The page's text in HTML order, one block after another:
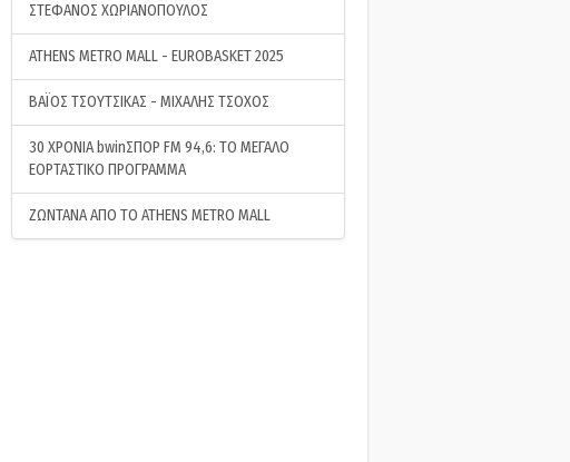
ΣΤΕΦΑΝΟΣ ΧΩΡΙΑΝΟΠΟΥΛΟΣ
ATHENS METRO MALL - EUROBASKET 2025
ΒΑΪΟΣ ΤΣΟΥΤΣΙΚΑΣ - ΜΙΧΑΛΗΣ ΤΣΟΧΟΣ
30 ΧΡΟΝΙΑ bwinΣΠΟΡ FM 94,6: ΤΟ ΜΕΓΑΛΟ
ΕΟΡΤΑΣΤΙΚΟ ΠΡΟΓΡΑΜΜΑ
ΖΩΝΤΑΝΑ ΑΠΟ ΤΟ ATHENS METRO MALL